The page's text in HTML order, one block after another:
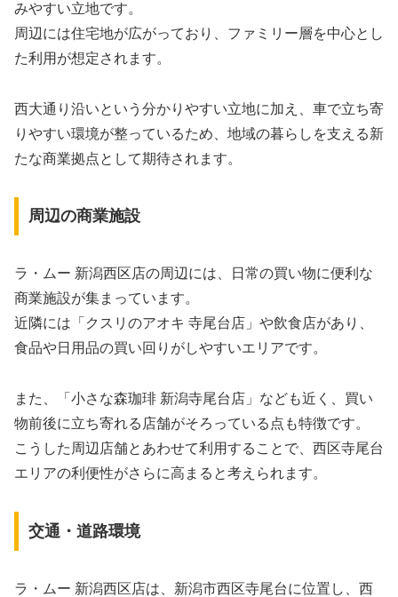
みやすい立地です。
周辺には住宅地が広がっており、ファミリー層を中心とし
た利用が想定されます。
西大通り沿いという分かりやすい立地に加え、車で立ち寄
りやすい環境が整っているため、地域の暮らしを支える新
たな商業拠点として期待されます。
周辺の商業施設
ラ・ムー 新潟西区店の周辺には、日常の買い物に便利な
商業施設が集まっています。
近隣には「クスリのアオキ 寺尾台店」や飲食店があり、
食品や日用品の買い回りがしやすいエリアです。
また、「小さな森珈琲 新潟寺尾台店」なども近く、買い
物前後に立ち寄れる店舗がそろっている点も特徴です。
こうした周辺店舗とあわせて利用することで、西区寺尾台
エリアの利便性がさらに高まると考えられます。
交通・道路環境
ラ・ムー 新潟西区店は、新潟市西区寺尾台に位置し、西